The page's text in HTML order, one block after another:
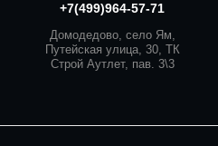
+7(499)964-57-71
Домодедово, село Ям,
Путейская улица, 30, ТК
Строй Аутлет, пав. 3\3